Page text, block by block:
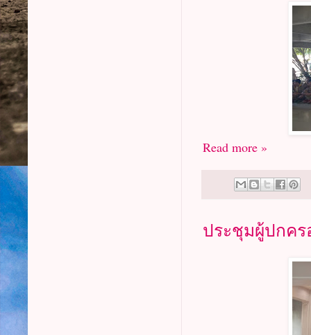
Read more »
ประชุมผู้ปกคร